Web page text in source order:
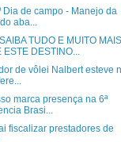
Dia de campo - Manejo da
aba...
TUDO E MUITO MAIS
ESTE DESTINO...
de vôlei Nalbert esteve
marca presença na 6ª
Brasi...
fiscalizar prestadores de